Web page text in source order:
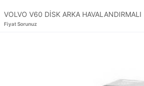
VOLVO V60 DİSK ARKA HAVALANDIRMALI
Fiyat Sorunuz